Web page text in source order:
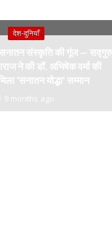
देश-दुनियाँ
संस्कृति की गूंज — सद्गुरु
ने की डॉ. अभिषेक वर्मा की
‘सनातन योद्धा’ सम्मान
9 months ago